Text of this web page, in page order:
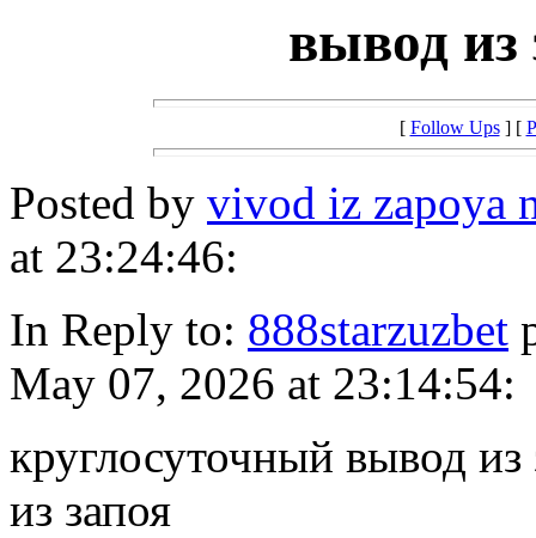
вывод из
[ Follow Ups] [
Posted by vivod iz zapoya
at 23:24:46:
In Reply to: 888starzuzbet
May 07, 2026 at 23:14:54:
круглосуточный вывод
из запоя